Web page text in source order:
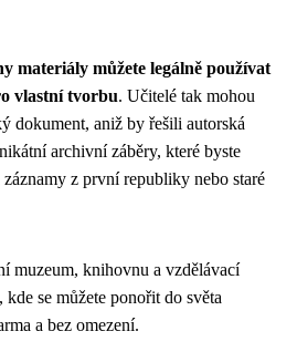
materiály můžete legálně používat
vlastní tvorbu. Učitelé tak mohou
dokument, aniž by řešili autorská
archivní záběry, které byste
z první republiky nebo staré
muzeum, knihovnu a vzdělávací
se můžete ponořit do světa
a bez omezení.